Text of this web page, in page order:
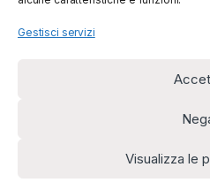
Gestisci servizi
Visualizza le
(0039)